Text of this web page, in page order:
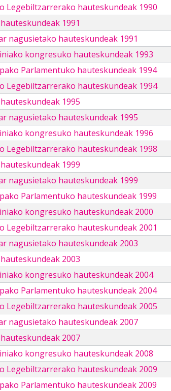
Legebiltzarrerako hauteskundeak 1990
1991
nagusietako hauteskundeak 1991
kongresuko hauteskundeak 1993
Parlamentuko hauteskundeak 1994
Legebiltzarrerako hauteskundeak 1994
1995
nagusietako hauteskundeak 1995
kongresuko hauteskundeak 1996
Legebiltzarrerako hauteskundeak 1998
1999
nagusietako hauteskundeak 1999
Parlamentuko hauteskundeak 1999
kongresuko hauteskundeak 2000
Legebiltzarrerako hauteskundeak 2001
nagusietako hauteskundeak 2003
2003
kongresuko hauteskundeak 2004
Parlamentuko hauteskundeak 2004
Legebiltzarrerako hauteskundeak 2005
nagusietako hauteskundeak 2007
2007
kongresuko hauteskundeak 2008
Legebiltzarrerako hauteskundeak 2009
Parlamentuko hauteskundeak 2009